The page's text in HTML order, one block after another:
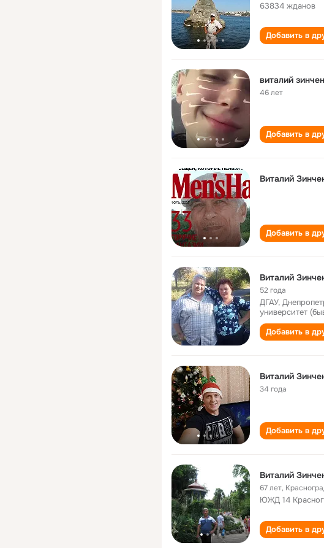
63834 жданов
Добавить в
виталий
46 лет
Добавить в
Виталий
Добавить в
Виталий
52 года
ДГАУ,
университет
Добавить в
Виталий
34 года
Добавить в
Виталий
67 лет,
ЮЖД 14
Добавить в